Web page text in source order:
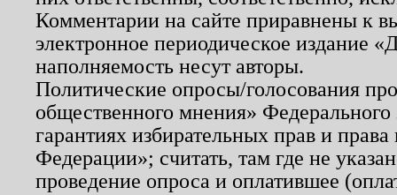
Комментарии на сайте приравнены к
электронное периодическое издание
наполняемость несут авторы.
Политические опросы/голосования
общественного мнения»
гарантиях избирательных прав и
Федерации»; считать, там где не
проведение опроса и оплатившее